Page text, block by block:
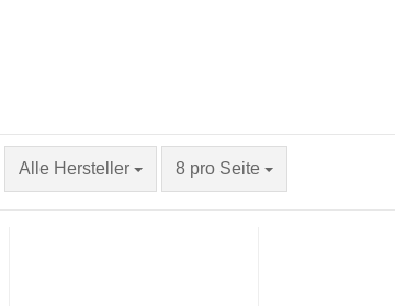
Alle Hersteller 8 pro Seite